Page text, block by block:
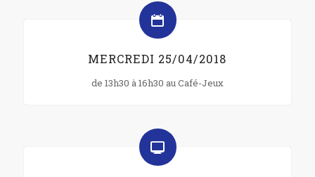
MERCREDI 25/04/2018
de 13h30 à 16h30 au Café-Jeux